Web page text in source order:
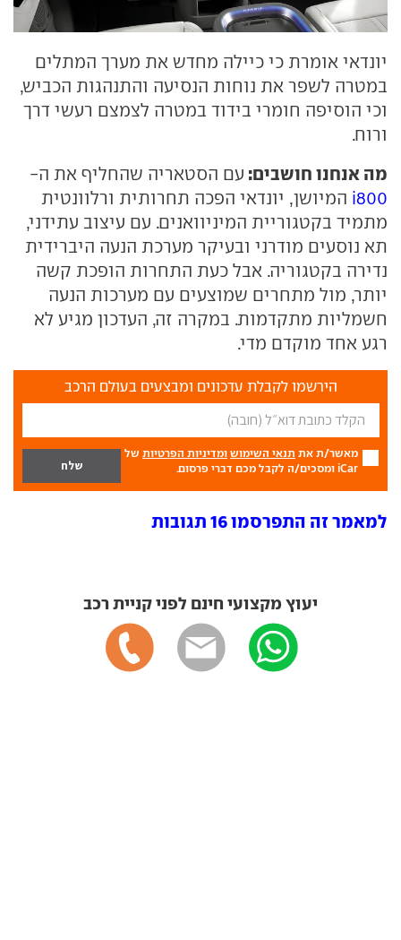
יונדאי אומרת כי כיילה מחדש את מערך המתלים
במטרה לשפר את נוחות הנסיעה והתנהגות הכביש,
וכי הוסיפה חומרי בידוד במטרה לצמצם רעשי דרך
ורוח.
מה אנחנו חושבים: עם הסטאריה שהחליף את ה-
i800 המיושן, יונדאי הפכה תחרותית ורלוונטית
מתמיד בקטגוריית המיניוואנים. עם עיצוב עתידני,
תא נוסעים מודרני ובעיקר מערכת הנעה היברידית
נדירה בקטגוריה. אבל כעת התחרות הופכת קשה
יותר, מול מתחרים שמוצעים עם מערכות הנעה
חשמליות מתקדמות. במקרה זה, העדכון מגיע לא
רגע אחד מוקדם מדי.
הירשמו לקבלת עדכונים ומבצעים בעולם הרכב
מאשר/ת את תנאי השימוש ומדיניות הפרטיות של
iCar ומסכים/ה לקבל מכם דברי פרסום.
למאמר זה התפרסמו 16 תגובות
יעוץ מקצועי חינם לפני קניית רכב